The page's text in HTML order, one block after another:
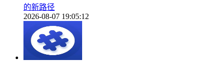
的新路径
2026-08-07 19:05:12